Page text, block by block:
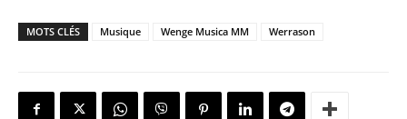
MOTS CLÉS Musique Wenge Musica MM Werrason